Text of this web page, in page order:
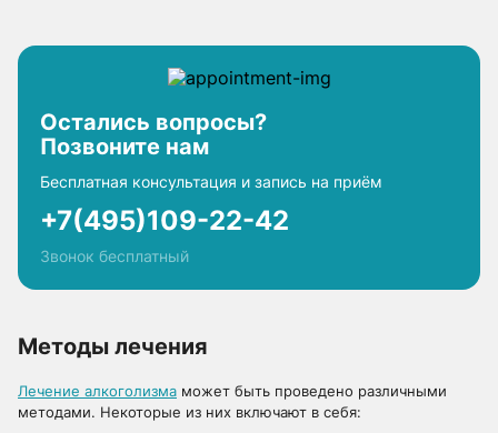
Остались вопросы?
Позвоните нам
Бесплатная консультация и запись на приём
+7(495)109-22-42
Звонок бесплатный
Методы лечения
Лечение алкоголизма может быть проведено различными
методами. Некоторые из них включают в себя: